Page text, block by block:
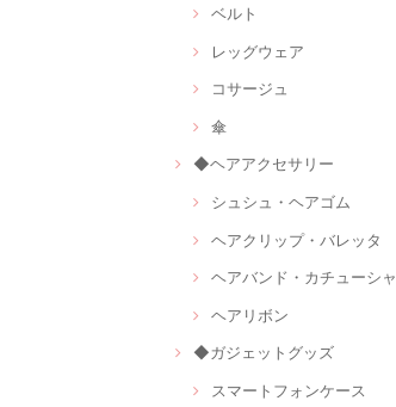
ベルト
レッグウェア
コサージュ
傘
◆ヘアアクセサリー
シュシュ・ヘアゴム
ヘアクリップ・バレッタ
ヘアバンド・カチューシャ
ヘアリボン
◆ガジェットグッズ
スマートフォンケース